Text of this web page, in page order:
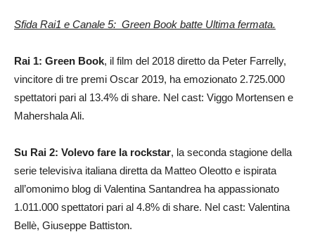
Sfida Rai1 e Canale 5: Green Book batte Ultima fermata.
Rai 1: Green Book, il film del 2018 diretto da Peter Farrelly,
vincitore di tre premi Oscar 2019, ha emozionato 2.725.000
spettatori pari al 13.4% di share. Nel cast: Viggo Mortensen e
Mahershala Ali.
Su Rai 2: Volevo fare la rockstar, la seconda stagione della
serie televisiva italiana diretta da Matteo Oleotto e ispirata
all’omonimo blog di Valentina Santandrea ha appassionato
1.011.000 spettatori pari al 4.8% di share. Nel cast: Valentina
Bellè, Giuseppe Battiston.